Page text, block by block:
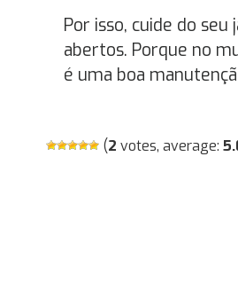
Por isso, cuide do
abertos. Porque no
é uma boa
(2 votes, average: